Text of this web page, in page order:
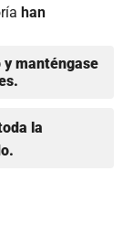
han
y manténgase
la